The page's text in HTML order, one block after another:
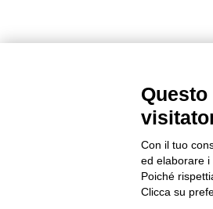
Con il tuo
ed elaborare i
Poiché
Clicca su